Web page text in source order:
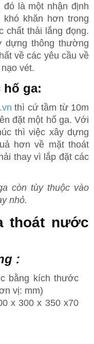
đó là một nhận định
khăn hơn trong
chất thải lắng đọng.
dựng thông thường
về các yêu cầu về
vét.
hố ga:
thì cứ tầm từ 10m
đặt một hố ga. Với
thì việc xây dựng
hơn về mặt thoát
thay vì lắp đặt các
còn tùy thuộc vào
nhỏ.
thoát nước
:
bằng kích thước
vị: mm)
x 300 x 350 x70